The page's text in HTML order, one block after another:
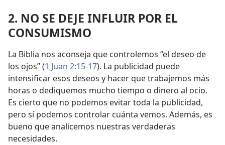
2. NO SE DEJE INFLUIR POR EL
CONSUMISMO
La Biblia nos aconseja que controlemos “el deseo de
los ojos” (1 Juan 2:15-17). La publicidad puede
intensificar esos deseos y hacer que trabajemos más
horas o dediquemos mucho tiempo o dinero al ocio.
Es cierto que no podemos evitar toda la publicidad,
pero sí podemos controlar cuánta vemos. Además, es
bueno que analicemos nuestras verdaderas
necesidades.